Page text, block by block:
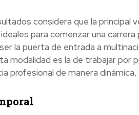
considera que la principal
para comenzar una carrera
la puerta de entrada a
modalidad es la de trabajar por
profesional de manera